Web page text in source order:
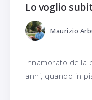
Lo voglio
Maurizio
Innamorato della
anni, quando in